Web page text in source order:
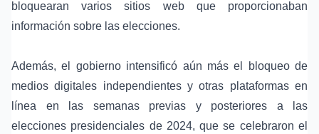
bloquearan varios sitios web que proporcionaban
información sobre las elecciones.
Además, el gobierno intensificó aún más el bloqueo de
medios digitales independientes y otras plataformas en
línea en las semanas previas y posteriores a las
elecciones presidenciales de 2024, que se celebraron el